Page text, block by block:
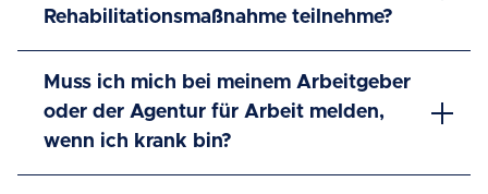
Rehabilitationsmaßnahme teilnehme?
Muss ich mich bei meinem Arbeitgeber
oder der Agentur für Arbeit melden,
wenn ich krank bin?